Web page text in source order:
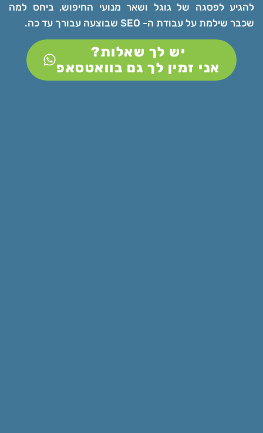
להגיע לפסגה של גוגל ושאר מנועי החיפוש, ביחס למה
שכבר שילמת על עבודת ה- SEO שבוצעה עבורך עד כה.
יש לך שאלות?
אני זמין לך גם בוואטסאפ